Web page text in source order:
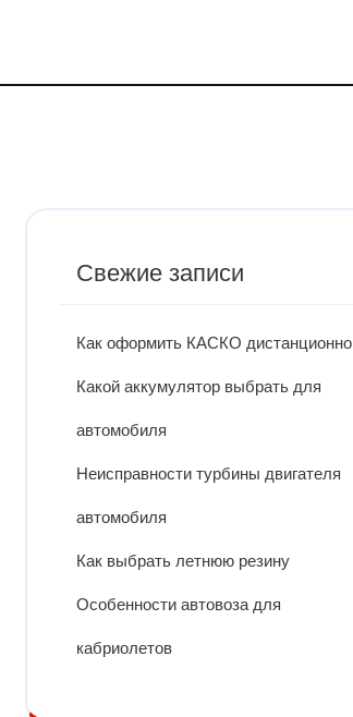
Свежие записи
Как оформить КАСКО дистанционно
Какой аккумулятор выбрать для
автомобиля
Неисправности турбины двигателя
автомобиля
Как выбрать летнюю резину
Особенности автовоза для
кабриолетов